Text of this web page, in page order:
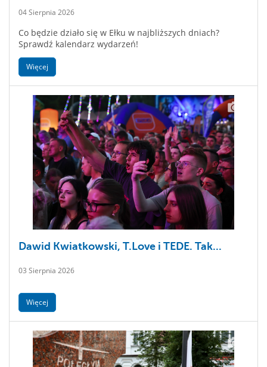
04 Sierpnia 2026
Co będzie działo się w Ełku w najbliższych dniach?
Sprawdź kalendarz wydarzeń!
Więcej
Dawid Kwiatkowski, T.Love i TEDE. Tak...
03 Sierpnia 2026
Więcej